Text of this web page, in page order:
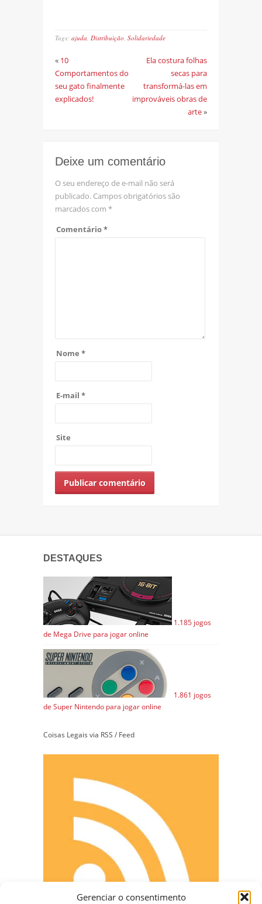
Gerenciar o consentimento
Tags: ajuda, Distribuição, Solidariedade
« 10
Comportamentos do
seu gato finalmente
explicados!
Ela costura folhas
secas para
transformá-las em
improváveis obras de
arte»
Deixe um comentário
O seu endereço de e-mail não será
publicado. Campos obrigatórios são
marcados com *
Comentário*
Nome *
E-mail *
Site
DESTAQUES
1.185 jogos
de Mega Drive para jogar online
1.861 jogos
de Super Nintendo para jogar online
Coisas Legais via RSS / Feed